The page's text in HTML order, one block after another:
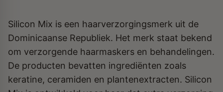
Silicon Mix is een haarverzorgingsmerk uit de
Dominicaanse Republiek. Het merk staat bekend
om verzorgende haarmaskers en behandelingen.
De producten bevatten ingrediënten zoals
keratine, ceramiden en plantenextracten. Silicon